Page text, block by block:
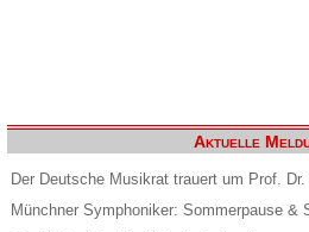
Aktuelle
Der Deutsche Musikrat trauert um Prof.
Münchner Symphoniker: Sommerpause &